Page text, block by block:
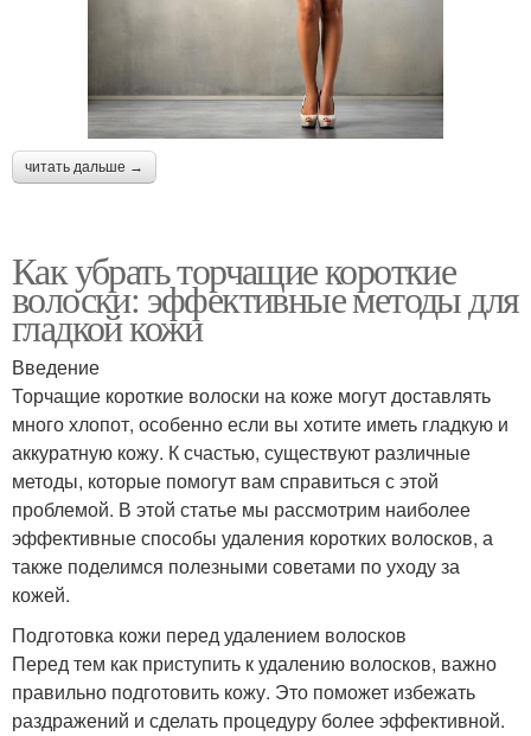
читать дальше →
Как убрать торчащие короткие
волоски: эффективные методы для
гладкой кожи
Введение
Торчащие короткие волоски на коже могут доставлять
много хлопот, особенно если вы хотите иметь гладкую и
аккуратную кожу. К счастью, существуют различные
методы, которые помогут вам справиться с этой
проблемой. В этой статье мы рассмотрим наиболее
эффективные способы удаления коротких волосков, а
также поделимся полезными советами по уходу за
кожей.
Подготовка кожи перед удалением волосков
Перед тем как приступить к удалению волосков, важно
правильно подготовить кожу. Это поможет избежать
раздражений и сделать процедуру более эффективной.